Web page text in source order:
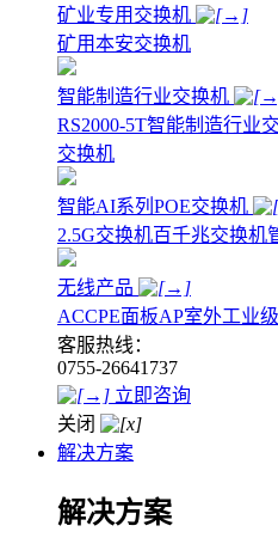
矿业专用交换机
矿用本安交换机
智能制造行业交换机
RS2000-5T智能制造行业
交换机
智能AI系列POE交换机
2.5G交换机百千兆交换机
无线产品
ACCPE面板AP室外工业
客服热线：
0755-26641737
立即咨询
关闭
解决方案
解决方案